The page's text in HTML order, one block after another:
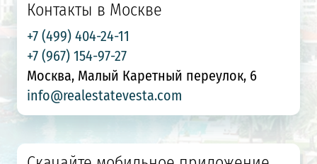
Контакты в Москве
+7 (499) 404-24-11
+7 (967) 154-97-27
Москва, Малый Каретный переулок, 6
info@realestatevesta.com